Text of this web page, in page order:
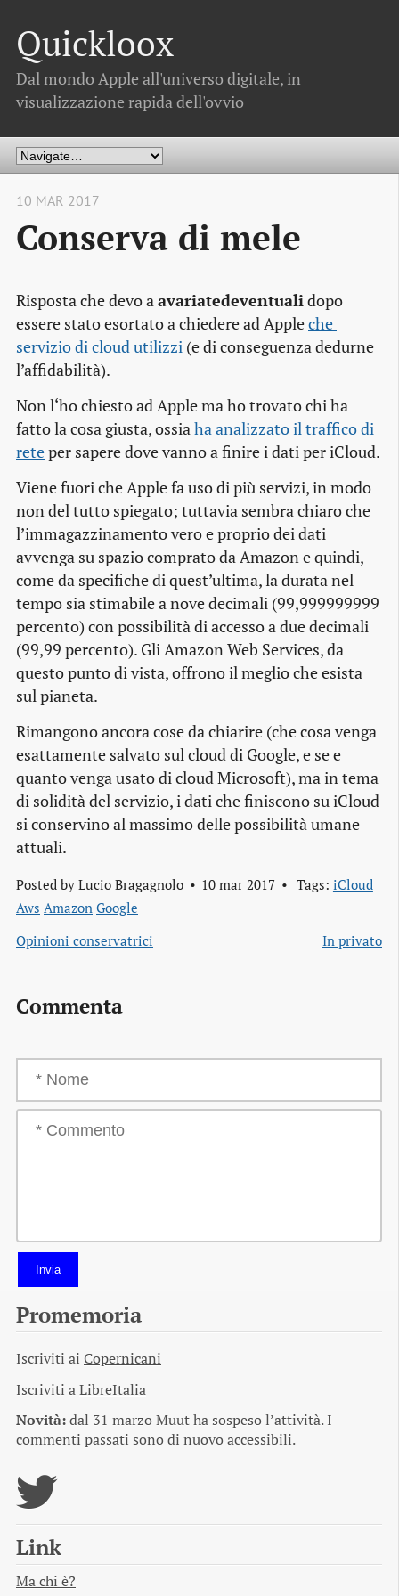
Quickloox
Dal mondo Apple all'universo digitale, in
visualizzazione rapida dell'ovvio
10 MAR 2017
Conserva di mele
Risposta che devo aavariatedeventualidopo
essere stato esortato a chiedere ad Appleche
servizio di cloud utilizzi (e di conseguenza dedurne
l’affidabilità).
Non l‘ho chiesto ad Apple ma ho trovato chi ha
fatto la cosa giusta, ossiaha analizzato il traffico di
reteper sapere dove vanno a finire i dati per iCloud.
Viene fuori che Apple fa uso di più servizi, in modo
non del tutto spiegato; tuttavia sembra chiaro che
l’immagazzinamento vero e proprio dei dati
avvenga su spazio comprato da Amazon e quindi,
come da specifiche di quest’ultima, la durata nel
tempo sia stimabile a nove decimali (99,999999999
percento) con possibilità di accesso a due decimali
(99,99 percento). Gli Amazon Web Services, da
questo punto di vista, offrono il meglio che esista
sul pianeta.
Rimangono ancora cose da chiarire (che cosa venga
esattamente salvato sul cloud di Google, e se e
quanto venga usato di cloud Microsoft), ma in tema
di solidità del servizio, i dati che finiscono su iCloud
si conservino al massimo delle possibilità umane
attuali.
Posted by Lucio Bragagnolo 10 mar 2017 Tags: iCloud
Aws Amazon Google
Opinioni conservatrici
In privato
Commenta
Invia
Promemoria
Iscriviti ai Copernicani
Iscriviti aLibreItalia
Novità:dal 31 marzo Muut ha sospeso l’attività. I
commenti passati sono di nuovo accessibili.
Link
Ma chi è?